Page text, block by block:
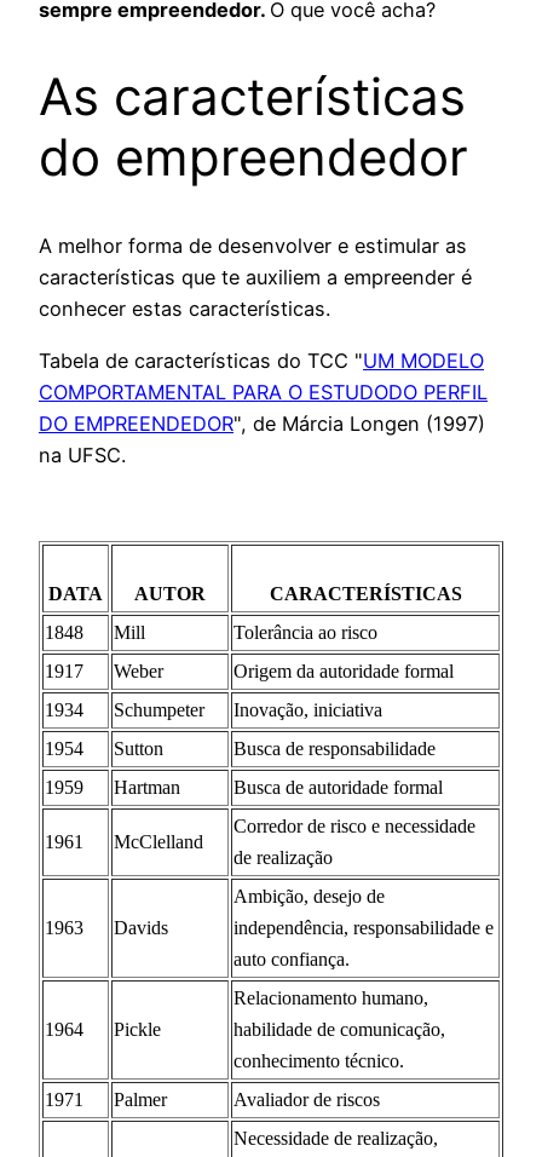
sempre empreendedor. O que você acha?
As características
do empreendedor
A melhor forma de desenvolver e estimular as
características que te auxiliem a empreender é
conhecer estas características.
Tabela de características do TCC "UM MODELO
COMPORTAMENTAL PARA O ESTUDODO PERFIL
DO EMPREENDEDOR", de Márcia Longen (1997)
na UFSC.
DATA AUTOR
CARACTERÍSTICAS
1848
Mill
Tolerância ao risco
1917
Weber
Origem da autoridade formal
1934
Schumpeter
Inovação, iniciativa
1954
Sutton
Busca de responsabilidade
1959
Hartman Busca de autoridade formal
1961 McClelland
Corredor de risco e necessidade
de realização
1963 Davids
Ambição, desejo de
independência, responsabilidade e
auto confiança.
1964 Pickle
Relacionamento humano,
habilidade de comunicação,
conhecimento técnico.
1971
Palmer Avaliador de riscos
Necessidade de realização,